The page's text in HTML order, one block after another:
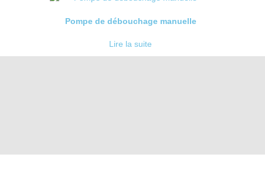
Pompe de débouchage manuelle
Lire la suite